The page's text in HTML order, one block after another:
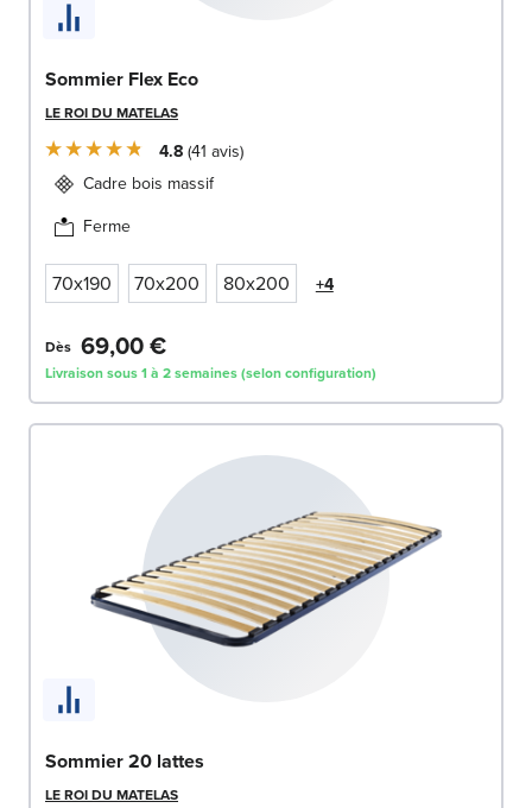
Sommier Flex Eco
LE ROI DU MATELAS
4.8 41 avis
Cadre bois massif
Ferme
70x190 70x200 80x200 +4
Dès 69,00 €
Livraison sous 1 à 2 semaines (selon configuration)
Sommier 20 lattes
LE ROI DU MATELAS